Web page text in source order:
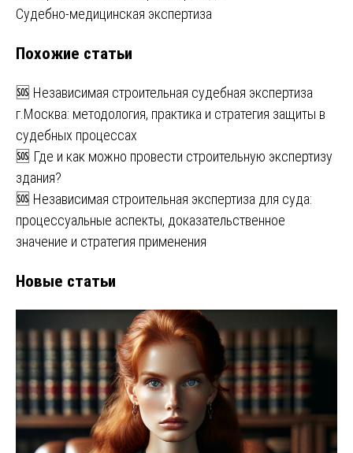
по
записям
Судебно-медицинская экспертиза
Похожие статьи
🆘 Независимая строительная судебная экспертиза
г.Москва: методология, практика и стратегия защиты в
судебных процессах
🆘 Где и как можно провести строительную экспертизу
здания?
🆘 Независимая строительная экспертиза для суда:
процессуальные аспекты, доказательственное
значение и стратегия применения
Новые статьи